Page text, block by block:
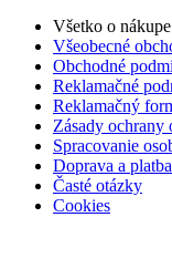
Všetko o nákupe
Všeobecné
Obchodné
Reklamačné
Reklamačný
Zásady ochrany
Spracovanie
Doprava a platba
Časté otázky
Cookies